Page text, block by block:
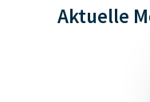
Aktuelle